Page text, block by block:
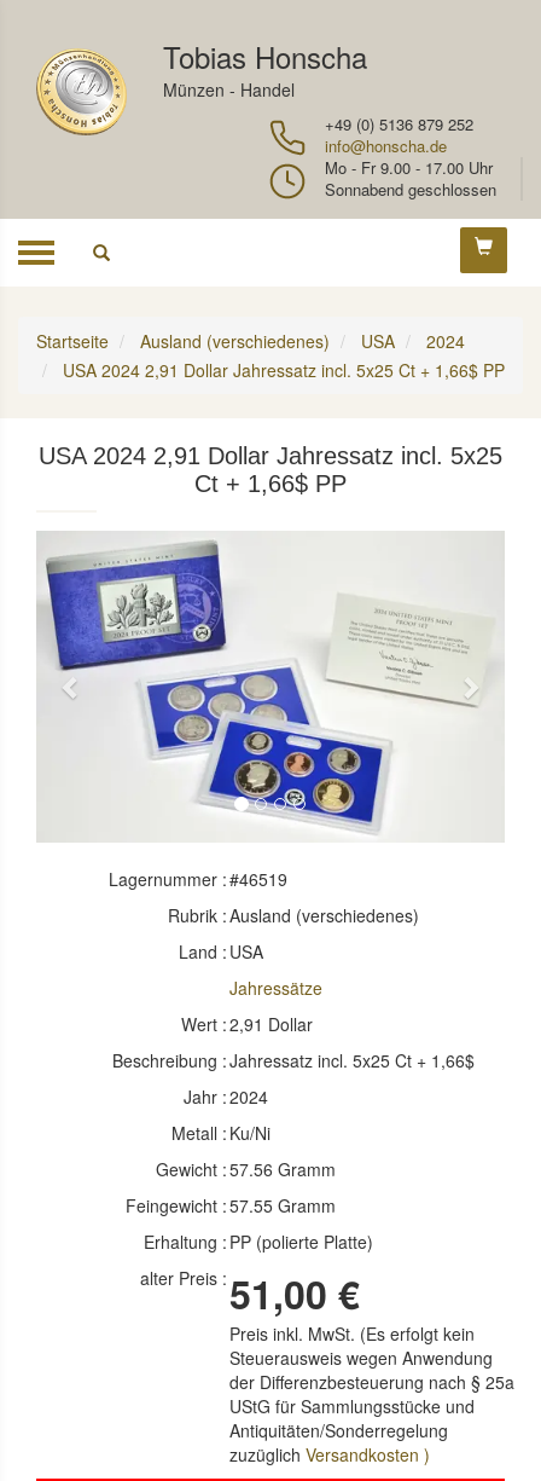
Tobias Honscha
Münzen - Handel
+49 (0) 5136 879 252
info@honscha.de
Mo - Fr 9.00 - 17.00 Uhr
Sonnabend geschlossen
Toggle
Startseite Ausland (verschiedenes) USA
2024
USA 2024 2,91 Dollar Jahressatz incl. 5x25 Ct + 1,66$ PP
USA 2024 2,91 Dollar Jahressatz incl. 5x25
Ct + 1,66$ PP
Previous Next
Lagernummer :#46519
Rubrik :Ausland (verschiedenes)
Land : USA
Jahressätze
Wert :2,91 Dollar
Beschreibung :Jahressatz incl. 5x25 Ct + 1,66$
Jahr :2024
Metall : Ku/Ni
Gewicht :57.56 Gramm
Feingewicht :57.55 Gramm
Erhaltung : PP (polierte Platte)
alter Preis : 51,00 €
Preis inkl. MwSt. (Es erfolgt kein
Steuerausweis wegen Anwendung
der Differenzbesteuerung nach § 25a
UStG für Sammlungsstücke und
Antiquitäten/Sonderregelung
zuzüglichVersandkosten )